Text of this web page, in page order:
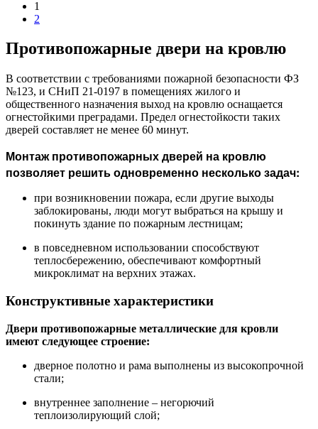
1
2
Противопожарные двери на кровлю
В соответствии с требованиями пожарной безопасности ФЗ
№123, и СНиП 21-0197 в помещениях жилого и
общественного назначения выход на кровлю оснащается
огнестойкими преградами. Предел огнестойкости таких
дверей составляет не менее 60 минут.
Монтаж противопожарных дверей на кровлю
позволяет решить одновременно несколько задач:
при возникновении пожара, если другие выходы
заблокированы, люди могут выбраться на крышу и
покинуть здание по пожарным лестницам;
в повседневном использовании способствуют
теплосбережению, обеспечивают комфортный
микроклимат на верхних этажах.
Конструктивные характеристики
Двери противопожарные металлические для кровли
имеют следующее строение:
дверное полотно и рама выполнены из высокопрочной
стали;
внутреннее заполнение – негорючий
теплоизолирующий слой;